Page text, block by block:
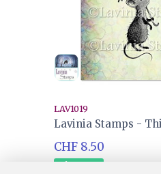
LAV1019
Lavinia Stamps -
CHF 8.50
Ab Lager